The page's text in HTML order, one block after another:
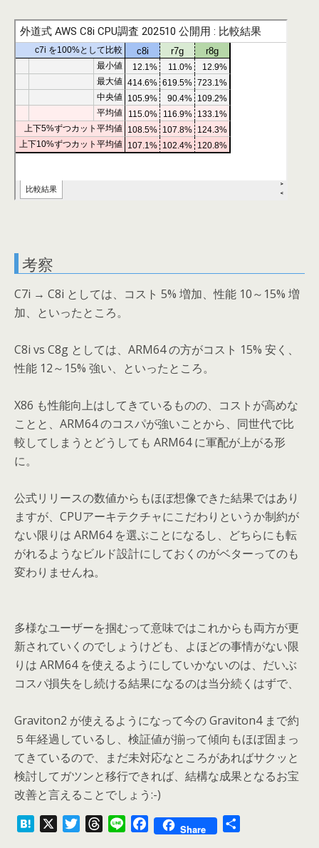
考察
C7i → C8i としては、コスト 5% 増加、性能 10～15% 増
加、といったところ。
C8i vs C8g としては、ARM64 の方がコスト 15% 安く、
性能 12～15% 強い、といったところ。
X86 も性能向上はしてきているものの、コストが高めな
ことと、ARM64 のコスパが強いことから、同世代で比
較してしまうとどうしても ARM64 に軍配が上がる形
に。
公式リリースの数値からもほぼ想像できた結果ではあり
ますが、CPUアーキテクチャにこだわりというか制約が
ない限りは ARM64 を選ぶことになるし、どちらにも転
がれるようなビルド設計にしておくのがベターってのも
変わりませんね。
多様なユーザーを掴むって意味ではこれからも両方が更
新されていくのでしょうけども、よほどの事情がない限
りは ARM64 を使えるようにしていかないのは、だいぶ
コスパ損失をし続ける結果になるのは当分続くはずで、
Graviton2 が使えるようになって今の Graviton4 まで約
５年経過しているし、検証値が揃って傾向もほぼ固まっ
てきているので、まだ未対応なところがあればサクッと
検討してガツンと移行できれば、結構な成果となるお宝
改善と言えることでしょう:-)
Share